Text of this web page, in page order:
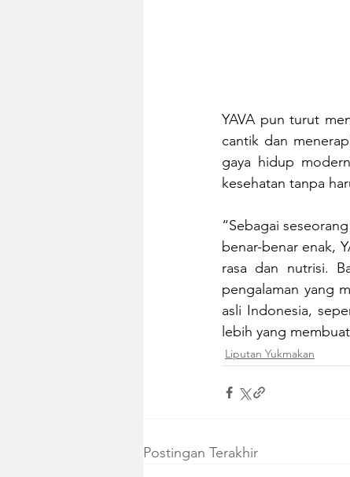
YAVA pun turut
cantik dan
gaya hidup
kesehatan tanpa
“Sebagai
benar-benar enak,
rasa dan nutrisi.
pengalaman yang
asli Indonesia,
lebih yang
Liputan Yukmakan
Postingan Terakhir